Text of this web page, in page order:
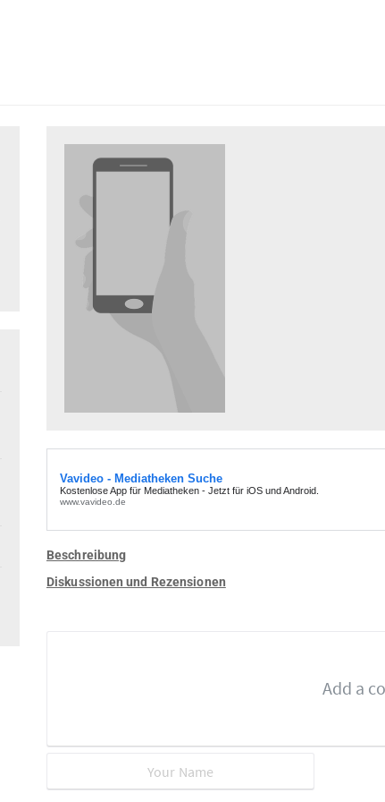
Beschreibung
Diskussionen und Rezensionen